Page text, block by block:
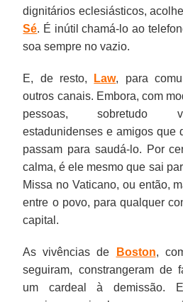
dignitários eclesiásticos,
Sé. É inútil chamá-lo ao
soa sempre no vazio.
E, de resto, Law, para
outros canais. Embora, com
pessoas, sobretudo
estadunidenses e amigos que
passam para saudá-lo. Por
calma, é ele mesmo que sai
Missa no Vaticano, ou então,
entre o povo, para qualquer
capital.
As vivências de Boston,
seguiram, constrangeram de
um cardeal à demissão.